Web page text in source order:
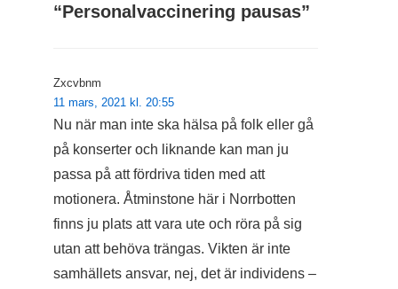
“Personalvaccinering pausas”
Zxcvbnm
11 mars, 2021 kl. 20:55
Nu när man inte ska hälsa på folk eller gå
på konserter och liknande kan man ju
passa på att fördriva tiden med att
motionera. Åtminstone här i Norrbotten
finns ju plats att vara ute och röra på sig
utan att behöva trängas. Vikten är inte
samhällets ansvar, nej, det är individens –